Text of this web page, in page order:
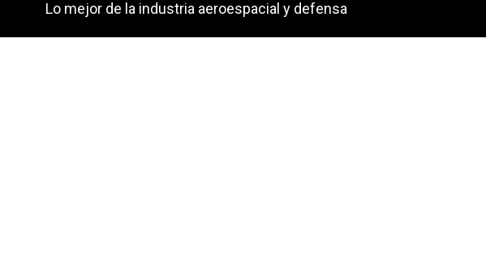
Lo mejor de la industria aeroespacial y defensa